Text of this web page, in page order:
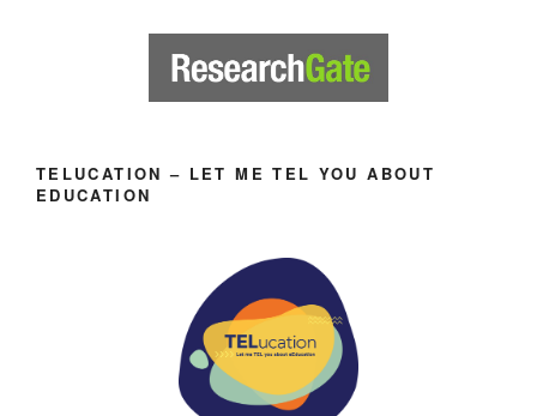
TELUCATION – LET ME TEL YOU ABOUT
EDUCATION